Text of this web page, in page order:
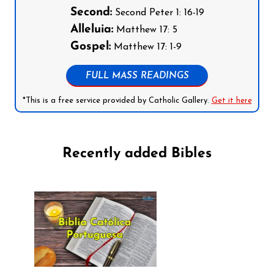
Second:Second Peter 1: 16-19
Alleluia:Matthew 17: 5
Gospel:Matthew 17: 1-9
FULL MASS READINGS
*This is a free service provided by Catholic Gallery. Get it here
Recently added Bibles